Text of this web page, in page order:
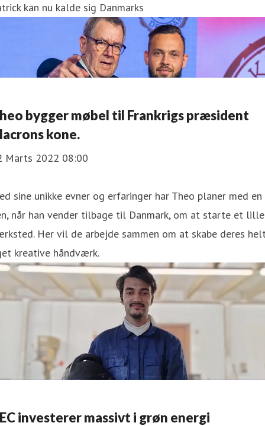
kan nu kalde sig Danmarks
bygger møbel til Frankrigs præsident
kone.
Marts 2022 08:00
sine unikke evner og erfaringer har Theo planer med en
når han vender tilbage til Danmark, om at starte et lille
Her vil de arbejde sammen om at skabe deres
kreative håndværk.
investerer massivt i grøn energi